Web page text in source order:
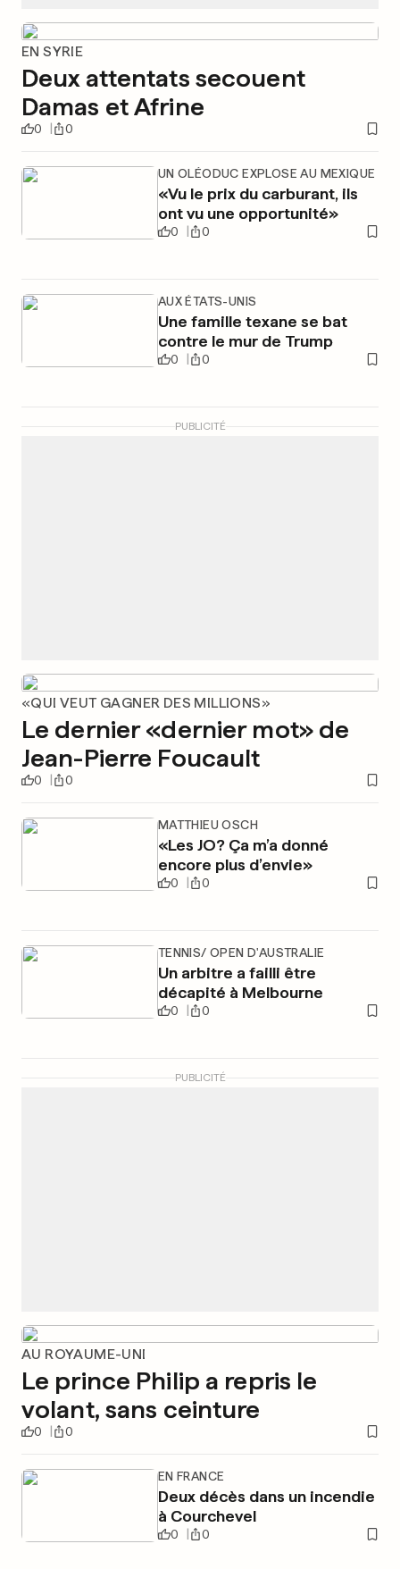
EN SYRIE
Deux attentats secouent
Damas et Afrine
0 0
UN OLÉODUC EXPLOSE AU MEXIQUE
«Vu le prix du carburant, ils
ont vu une opportunité»
0 0
AUX ÉTATS-UNIS
Une famille texane se bat
contre le mur de Trump
0 0
PUBLICITÉ
«QUI VEUT GAGNER DES MILLIONS»
Le dernier «dernier mot» de
Jean-Pierre Foucault
0 0
MATTHIEU OSCH
«Les JO? Ça m’a donné
encore plus d’envie»
0 0
TENNIS/ OPEN D'AUSTRALIE
Un arbitre a failli être
décapité à Melbourne
0 0
PUBLICITÉ
AU ROYAUME-UNI
Le prince Philip a repris le
volant, sans ceinture
0 0
EN FRANCE
Deux décès dans un incendie
à Courchevel
0 0